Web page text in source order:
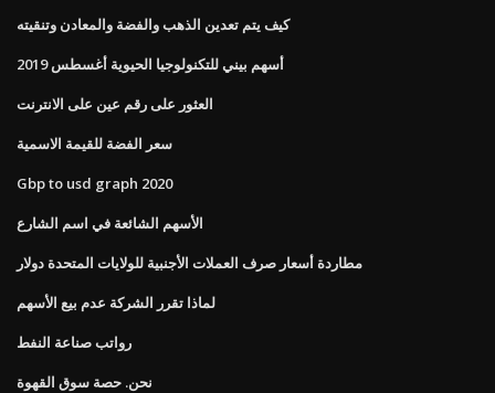
كيف يتم تعدين الذهب والفضة والمعادن وتنقيته
أسهم بيني للتكنولوجيا الحيوية أغسطس 2019
العثور على رقم عين على الانترنت
سعر الفضة للقيمة الاسمية
Gbp to usd graph 2020
الأسهم الشائعة في اسم الشارع
مطاردة أسعار صرف العملات الأجنبية للولايات المتحدة دولار
لماذا تقرر الشركة عدم بيع الأسهم
رواتب صناعة النفط
نحن. حصة سوق القهوة